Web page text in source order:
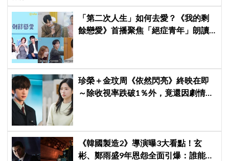
「第二次人生」如何去愛？《我的剩
餘戀愛》首播聚焦「絕症青年」朗讀
珍榮＋金玟周《依然閃亮》終映在即
～除收視率跌破1％外，竟還因劇情美
《韓國製造2》導演曝3大看點！玄
彬、鄭雨盛9年恩怨全面引爆：誰能活